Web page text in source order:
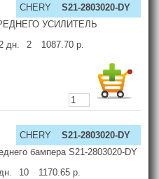
CHERY
S21-2803020-DY
УСИЛИТЕЛЬ
дн. 2 1087.70 р.
CHERY
S21-2803020-DY
бампера S21-2803020-DY
дн. 10 1170.65 р.